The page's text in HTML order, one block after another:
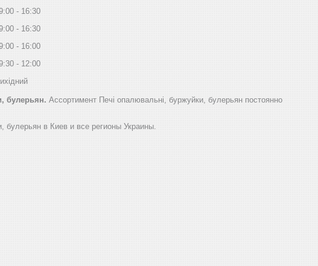
16:30
16:30
16:00
12:00
булерьян. Ассортимент Печі опалювальні, буржуйки, булерьян постоянно
булерьян в Киев и все регионы Украины.